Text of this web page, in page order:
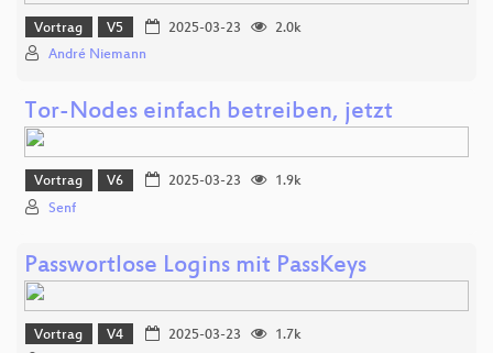
Vortrag V5 2025-03-23
2.0k
André Niemann
Tor-Nodes einfach betreiben, jetzt
Vortrag V6 2025-03-23
1.9k
Senf
Passwortlose Logins mit PassKeys
Vortrag V4 2025-03-23
1.7k